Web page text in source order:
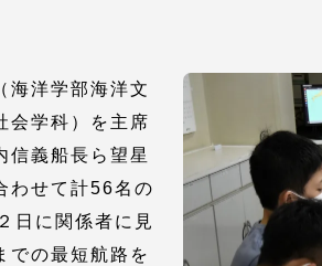
海洋学部海洋文
会学科）を主席
信義船長ら望星
わせて計56名の
日に関係者に見
での最短航路を
担当者向け
卒業生サービ
関連教育機関